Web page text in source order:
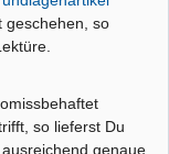
geschehen, so
so lieferst Du
genaue